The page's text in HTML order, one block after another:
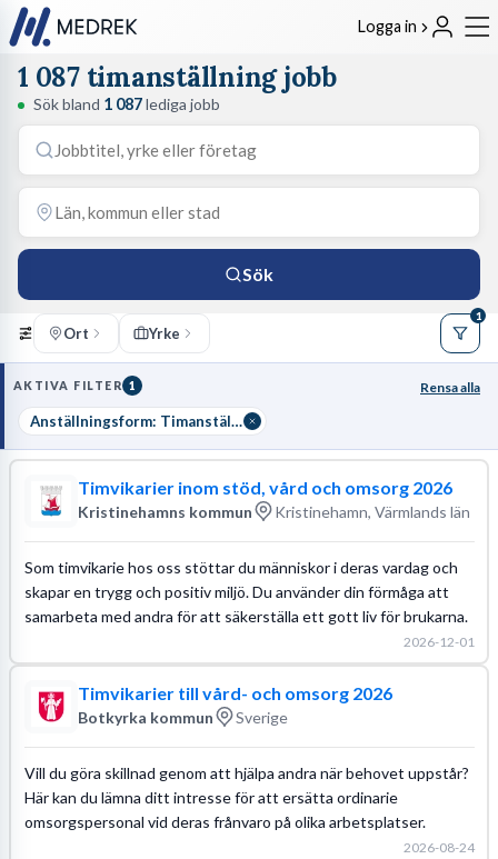
Logga in
1 087 timanställning jobb
Sök bland 1 087lediga jobb
Sök
Ort Yrke
1
AKTIVA FILTER 1 Rensa alla
Anställningsform: Timanställning
Timvikarier inom stöd, vård och omsorg 2026
Kristinehamns kommun Kristinehamn, Värmlands län
Som timvikarie hos oss stöttar du människor i deras vardag och
skapar en trygg och positiv miljö. Du använder din förmåga att
samarbeta med andra för att säkerställa ett gott liv för brukarna.
2026-12-01
Timvikarier till vård- och omsorg 2026
Botkyrka kommun Sverige
Vill du göra skillnad genom att hjälpa andra när behovet uppstår?
Här kan du lämna ditt intresse för att ersätta ordinarie
omsorgspersonal vid deras frånvaro på olika arbetsplatser.
2026-08-24